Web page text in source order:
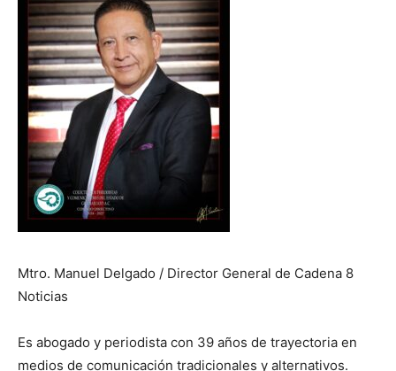
Mtro. Manuel Delgado / Director General de Cadena 8
Noticias
Es abogado y periodista con 39 años de trayectoria en
medios de comunicación tradicionales y alternativos.